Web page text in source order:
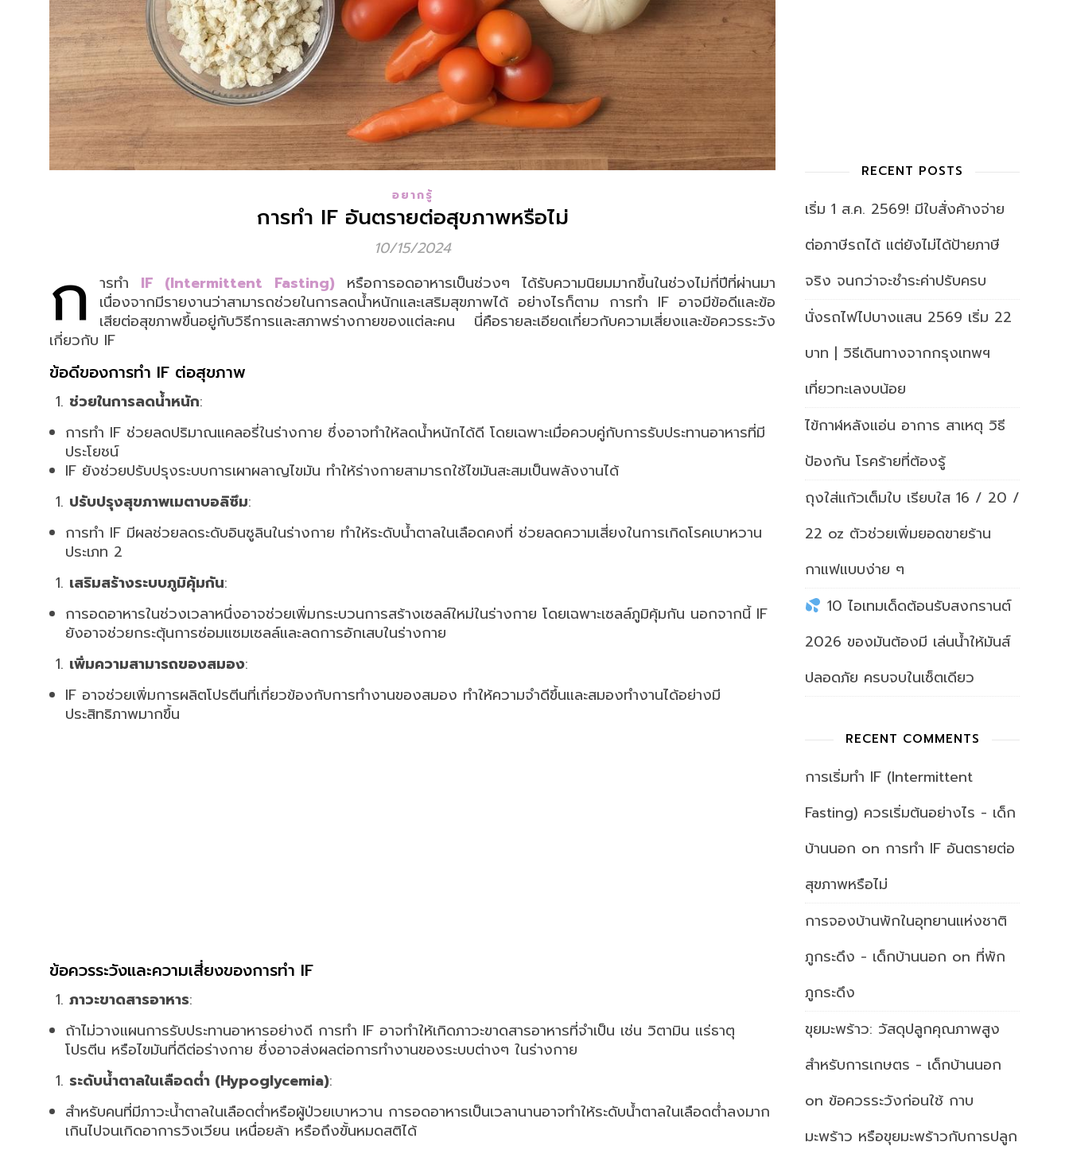
อยากรู้
การทำ IF อันตรายต่อสุขภาพหรือไม่
10/15/2024
ก ารทำ IF (Intermittent Fasting) หรือการอดอาหารเป็นช่วงๆ ได้รับความนิยมมากขึ้นในช่วงไม่กี่ปีที่ผ่านมา
เนื่องจากมีรายงานว่าสามารถช่วยในการลดน้ำหนักและเสริมสุขภาพได้ อย่างไรก็ตาม การทำ IF อาจมีข้อดีและข้อ
เสียต่อสุขภาพขึ้นอยู่กับวิธีการและสภาพร่างกายของแต่ละคน นี่คือรายละเอียดเกี่ยวกับความเสี่ยงและข้อควรระวัง
เกี่ยวกับ IF
ข้อดีของการทำ IF ต่อสุขภาพ
ช่วยในการลดน้ำหนัก:
การทำ IF ช่วยลดปริมาณแคลอรี่ในร่างกาย ซึ่งอาจทำให้ลดน้ำหนักได้ดี โดยเฉพาะเมื่อควบคู่กับการรับประทานอาหารที่มี
ประโยชน์
IF ยังช่วยปรับปรุงระบบการเผาผลาญไขมัน ทำให้ร่างกายสามารถใช้ไขมันสะสมเป็นพลังงานได้
ปรับปรุงสุขภาพเมตาบอลิซึม:
การทำ IF มีผลช่วยลดระดับอินซูลินในร่างกาย ทำให้ระดับน้ำตาลในเลือดคงที่ ช่วยลดความเสี่ยงในการเกิดโรคเบาหวาน
ประเภท 2
เสริมสร้างระบบภูมิคุ้มกัน:
การอดอาหารในช่วงเวลาหนึ่งอาจช่วยเพิ่มกระบวนการสร้างเซลล์ใหม่ในร่างกาย โดยเฉพาะเซลล์ภูมิคุ้มกัน นอกจากนี้ IF
ยังอาจช่วยกระตุ้นการซ่อมแซมเซลล์และลดการอักเสบในร่างกาย
เพิ่มความสามารถของสมอง:
IF อาจช่วยเพิ่มการผลิตโปรตีนที่เกี่ยวข้องกับการทำงานของสมอง ทำให้ความจำดีขึ้นและสมองทำงานได้อย่างมี
ประสิทธิภาพมากขึ้น
ข้อควรระวังและความเสี่ยงของการทำ IF
ภาวะขาดสารอาหาร:
ถ้าไม่วางแผนการรับประทานอาหารอย่างดี การทำ IF อาจทำให้เกิดภาวะขาดสารอาหารที่จำเป็น เช่น วิตามิน แร่ธาตุ
โปรตีน หรือไขมันที่ดีต่อร่างกาย ซึ่งอาจส่งผลต่อการทำงานของระบบต่างๆ ในร่างกาย
ระดับน้ำตาลในเลือดต่ำ (Hypoglycemia):
สำหรับคนที่มีภาวะน้ำตาลในเลือดต่ำหรือผู้ป่วยเบาหวาน การอดอาหารเป็นเวลานานอาจทำให้ระดับน้ำตาลในเลือดต่ำลงมาก
เกินไปจนเกิดอาการวิงเวียน เหนื่อยล้า หรือถึงขั้นหมดสติได้
RECENT POSTS
เริ่ม 1 ส.ค. 2569! มีใบสั่งค้างจ่าย
ต่อภาษีรถได้ แต่ยังไม่ได้ป้ายภาษี
จริง จนกว่าจะชำระค่าปรับครบ
นั่งรถไฟไปบางแสน 2569 เริ่ม 22
บาท | วิธีเดินทางจากกรุงเทพฯ
เที่ยวทะเลงบน้อย
ไข้กาฬหลังแอ่น อาการ สาเหตุ วิธี
ป้องกัน โรคร้ายที่ต้องรู้
ถุงใส่แก้วเต็มใบ เรียบใส 16 / 20 /
22 oz ตัวช่วยเพิ่มยอดขายร้าน
กาแฟแบบง่าย ๆ
10 ไอเทมเด็ดต้อนรับสงกรานต์
2026 ของมันต้องมี เล่นน้ำให้มันส์
ปลอดภัย ครบจบในเซ็ตเดียว
RECENT COMMENTS
การเริ่มทำ IF (Intermittent
Fasting) ควรเริ่มต้นอย่างไร - เด็ก
บ้านนอก on การทำ IF อันตรายต่อ
สุขภาพหรือไม่
การจองบ้านพักในอุทยานแห่งชาติ
ภูกระดึง - เด็กบ้านนอก on ที่พัก
ภูกระดึง
ขุยมะพร้าว: วัสดุปลูกคุณภาพสูง
สำหรับการเกษตร - เด็กบ้านนอก
on ข้อควรระวังก่อนใช้ กาบ
มะพร้าว หรือขุยมะพร้าวกับการปลูก